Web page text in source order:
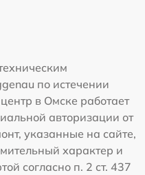
по истечении
в Омске работает
авторизации от
указанные на сайте,
характер и
согласно п. 2 ст. 437